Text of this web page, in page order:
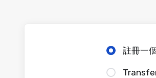
註冊一